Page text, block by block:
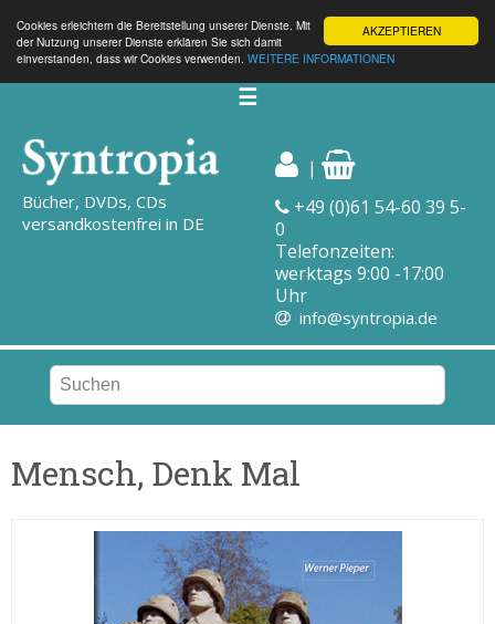
AKZEPTIEREN
Cookies erleichtern die Bereitstellung unserer Dienste. Mit
der Nutzung unserer Dienste erklären Sie sich damit
einverstanden, dass wir Cookies verwenden. WEITERE INFORMATIONEN
☰
Bücher, DVDs, CDs
versandkostenfrei in DE
|
+49 (0)61 54-60 39 5-
0
Telefonzeiten:
werktags 9:00 -17:00
Uhr
info@syntropia.de
Mensch, Denk Mal